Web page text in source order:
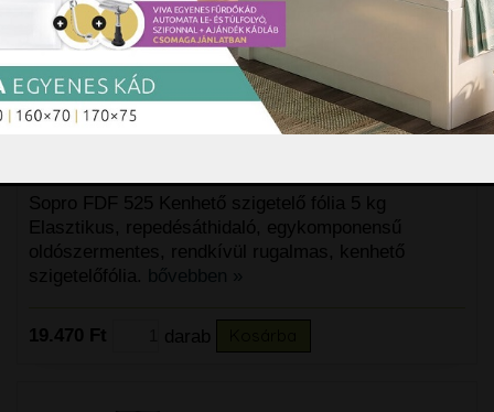
Sopro FDF 525 Kenhető szigetelő
Sopro FDF 525 Kenhető szigetelő fólia 5 kg
Elasztikus, repedésáthidaló, egykomponensű
oldószermentes, rendkívül rugalmas, kenhető
szigetelőfólia. bővebben »
19.470 Ft darab